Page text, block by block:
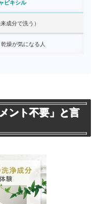
ピキシル
成分で洗う）
燥が気になる人
ント不要」と言